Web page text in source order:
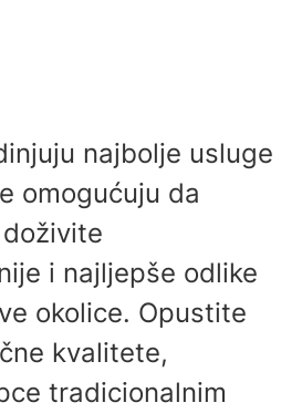
najbolje usluge
omogućuju da
i najljepše odlike
okolice. Opustite
kvalitete,
tradicionalnim